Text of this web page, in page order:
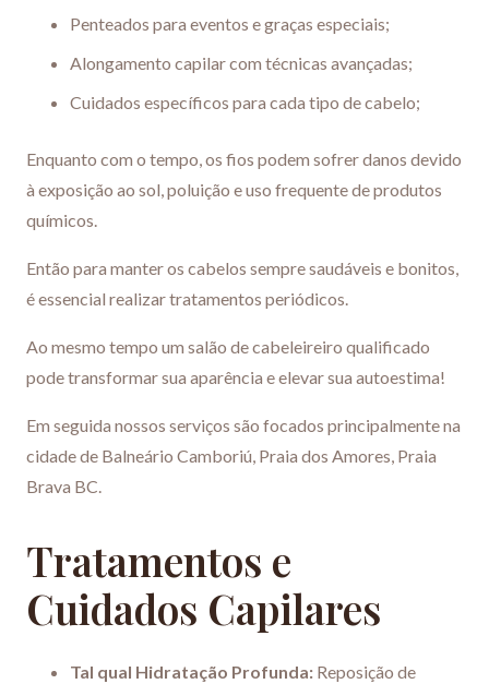
Penteados para eventos e graças especiais;
Alongamento capilar com técnicas avançadas;
Cuidados específicos para cada tipo de cabelo;
Enquanto com o tempo, os fios podem sofrer danos devido
à exposição ao sol, poluição e uso frequente de produtos
químicos.
Então para manter os cabelos sempre saudáveis ​​e bonitos,
é essencial realizar tratamentos periódicos.
Ao mesmo tempo um salão de cabeleireiro qualificado
pode transformar sua aparência e elevar sua autoestima!
Em seguida nossos serviços são focados principalmente na
cidade de Balneário Camboriú, Praia dos Amores, Praia
Brava BC.
Tratamentos e
Cuidados Capilares
Tal qual Hidratação Profunda: Reposição de